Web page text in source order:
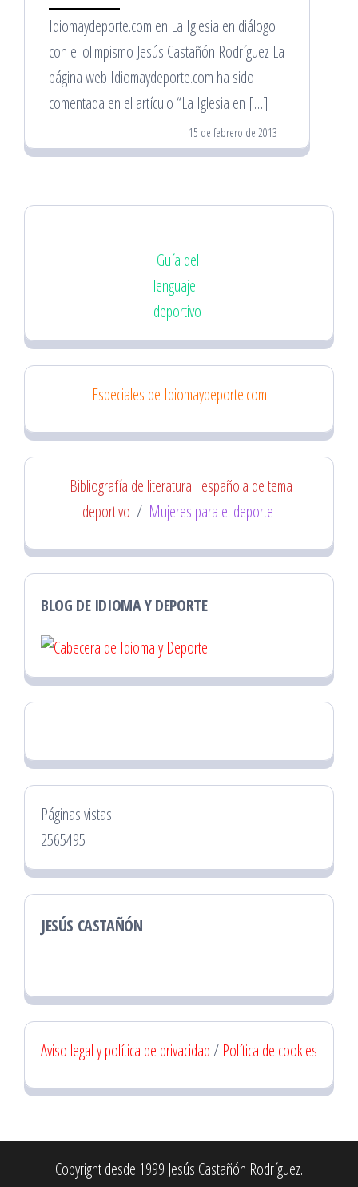
Idiomaydeporte.com en La Iglesia en diálogo
con el olimpismo Jesús Castañón Rodríguez La
página web Idiomaydeporte.com ha sido
comentada en el artículo “La Iglesia en […]
15 de febrero de 2013
Guía del
lenguaje
deportivo
Especiales de Idiomaydeporte.com
Bibliografía de literatura española de tema
deportivo / Mujeres para el deporte
BLOG DE IDIOMA Y DEPORTE
Páginas vistas:
2565495
JESÚS CASTAÑÓN
Aviso legal y política de privacidad/ Política de cookies
Copyright desde 1999 Jesús Castañón Rodríguez.